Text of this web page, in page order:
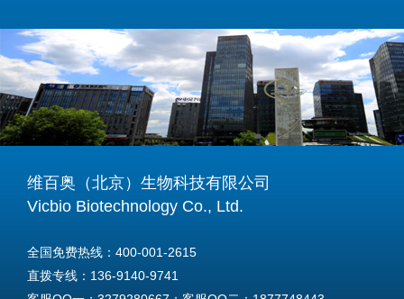
维百奥（北京）生物科技有限公司
Vicbio Biotechnology Co., Ltd.
全国免费热线：400-001-2615
直拨专线：136-9140-9741